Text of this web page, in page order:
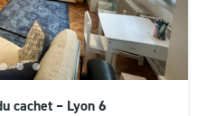
cachet – Lyon 6